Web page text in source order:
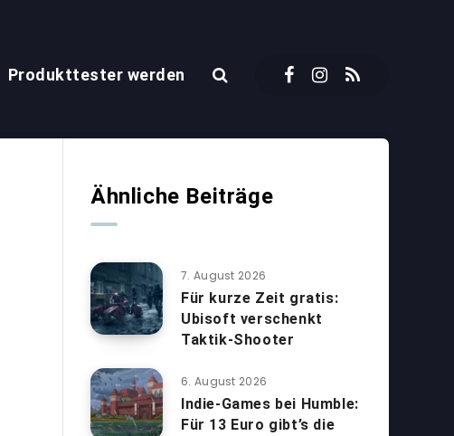
Produkttester werden
Ähnliche Beiträge
7. August 2026
Für kurze Zeit gratis:
Ubisoft verschenkt
Taktik-Shooter
6. August 2026
Indie-Games bei Humble:
Für 13 Euro gibt’s die